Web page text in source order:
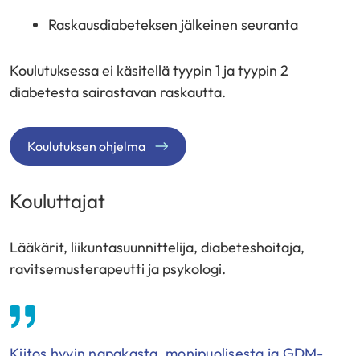
Raskausdiabeteksen jälkeinen seuranta
Koulutuksessa ei käsitellä tyypin 1 ja tyypin 2
diabetesta sairastavan raskautta.
Koulutuksen ohjelma
Kouluttajat
Lääkärit, liikuntasuunnittelija, diabeteshoitaja,
ravitsemusterapeutti ja psykologi.